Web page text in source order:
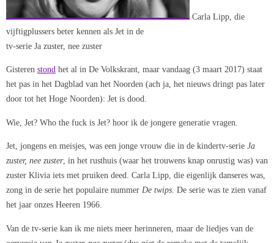
Carla Lipp, die
vijftigplussers beter kennen als Jet in de
tv-serie Ja zuster, nee zuster
Gisteren stond het al in De Volkskrant, maar vandaag (3 maart 2017) staat
het pas in het Dagblad van het Noorden (ach ja, het nieuws dringt pas later
door tot het Hoge Noorden): Jet is dood.
Wie, Jet? Who the fuck is Jet? hoor ik de jongere generatie vragen.
Jet, jongens en meisjes, was een jonge vrouw die in de kindertv-serie Ja
zuster, nee zuster, in het rusthuis (waar het trouwens knap onrustig was) van
zuster Klivia iets met pruiken deed. Carla Lipp, die eigenlijk danseres was,
zong in de serie het populaire nummer De twips . De serie was te zien vanaf
het jaar onzes Heeren 1966.
Van de tv-serie kan ik me niets meer herinneren, maar de liedjes van de